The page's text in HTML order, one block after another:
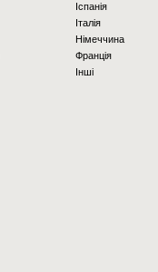
Іспанія
Італія
Німеччина
Франція
Інші